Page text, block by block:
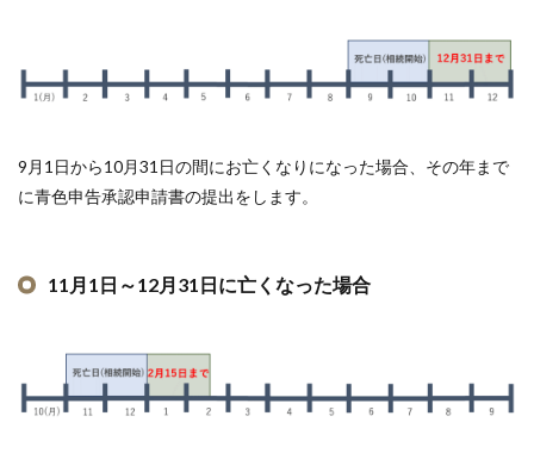
9月1日から10月31日の間にお亡くなりになった場合、その年まで
に青色申告承認申請書の提出をします。
11月1日～12月31日に亡くなった場合